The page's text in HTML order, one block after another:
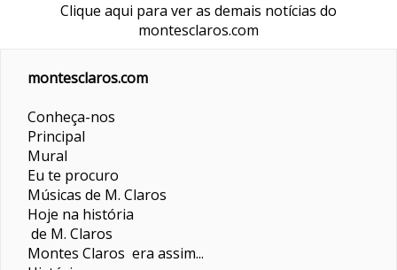
Clique aqui para ver as demais notícias do
montesclaros.com
montesclaros.com
Conheça-nos
Principal
Mural
Eu te procuro
Músicas de M. Claros
Hoje na história
de M. Claros
Montes Claros era assim...